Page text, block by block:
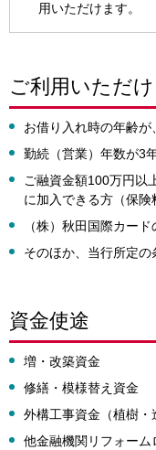
用いただけます。
ご利用いただ
お借り入れ時の年齢
勤続（営業）年数が3
ご融資金額100万円以
に加入できる方（保険
（株）秋田国際カー
そのほか、当行所定
資金使途
増・改築資金
修繕・模様替え資金
外構工事資金（植樹・
他金融機関リフォーム